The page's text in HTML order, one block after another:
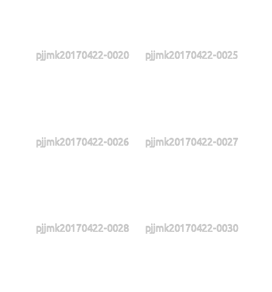
pjjmk20170422-0020 pjjmk20170422-0025
pjjmk20170422-0026 pjjmk20170422-0027
pjjmk20170422-0028 pjjmk20170422-0030